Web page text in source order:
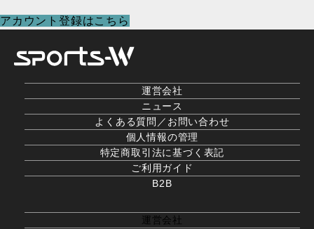
アカウント登録はこちら
運営会社
ニュース
よくある質問／お問い合わせ
個人情報の管理
特定商取引法に基づく表記
ご利用ガイド
B2B
運営会社